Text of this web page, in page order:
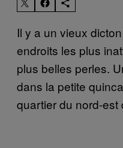
Il y a un vieux
endroits les plus
plus belles perles.
dans la petite
quartier du nord-est